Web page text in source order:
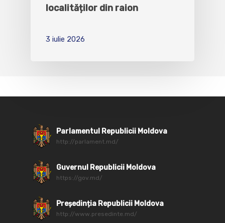
localităților din raion
3 iulie 2026
Parlamentul Republicii Moldova
http://parlament.md/
Guvernul Republicii Moldova
https://gov.md/
Președinția Republicii Moldova
http://www.presedinte.md/